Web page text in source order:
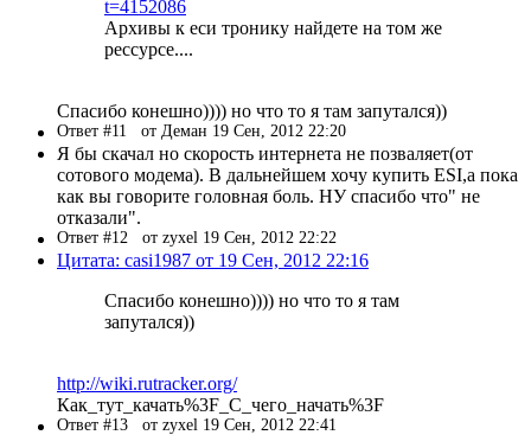
t=4152086
Архивы к еси тронику найдете на том же
рессурсе....
Спасибо конешно)))) но что то я там запутался))
Ответ #11 от Деман 19 Сен, 2012 22:20
Я бы скачал но скорость интернета не позваляет(от
сотового модема). В дальнейшем хочу купить ESI,а пока
как вы говорите головная боль. НУ спасибо что" не
отказали".
Ответ #12 от zyxel 19 Сен, 2012 22:22
Цитата: casi1987 от 19 Сен, 2012 22:16
Спасибо конешно)))) но что то я там
запутался))
http://wiki.rutracker.org/
Как_тут_качать%3F_С_чего_начать%3F
Ответ #13 от zyxel 19 Сен, 2012 22:41